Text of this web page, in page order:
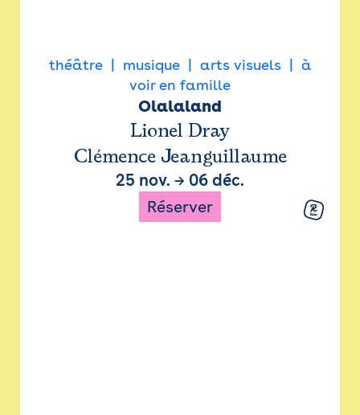
théâtre musique arts visuels
à
voir en famille
Olalaland
Lionel Dray
Clémence Jeanguillaume
25 nov. → 06 déc.
Réserver